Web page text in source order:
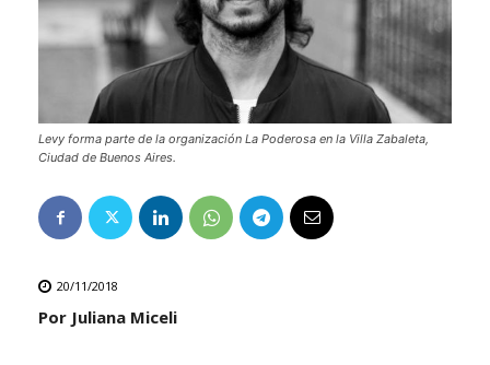
Levy forma parte de la organización La Poderosa en la Villa Zabaleta,
Ciudad de Buenos Aires.
20/11/2018
Por Juliana Miceli